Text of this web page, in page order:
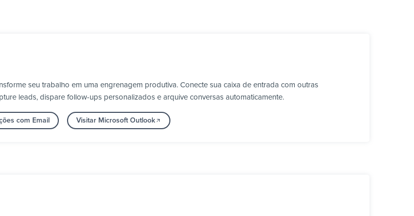
seu trabalho em uma engrenagem produtiva. Conecte sua caixa de entrada com outras
leads, dispare follow-ups personalizados e arquive conversas automaticamente.
com Email Visitar Microsoft Outlook